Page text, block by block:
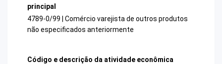
principal
4789-0/99 | Comércio varejista de outros produtos
não especificados anteriormente
Código e descrição da atividade econômica